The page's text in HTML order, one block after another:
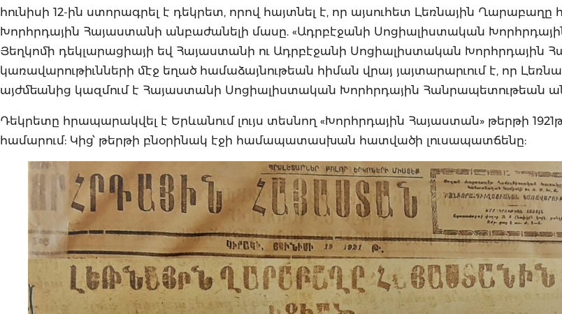
հունիսի 12-ին ստորագրել է դեկրետ, որով հայտնել է, որ այսուհետ Լեռնային Ղարաբաղը
Խորհրդային Հայաստանի անբաժանելի մասը. «Ադրբէջանի Սոցիալիստական
Յեղկոմի դեկլարացիայի եվ Հայաստանի ու Ադրբէջանի Սոցիալիստական Խորհրդային
կառավարութիւնների մէջ եղած համաձայնութեան հիման վրայ յայտարարւում է, որ
այժմեանից կազմում է Հայաստանի Սոցիալիստական Խորհրդային Հանրապետութեան
Դեկրետը հրապարակվել է Երևանում լույս տեսնող «Խորհրդային Հայաստան» թերթի 1921թ.
համարում: Կից՝ թերթի բնօրինակ էջի համապատասխան հատվածի լուսապատճենը: